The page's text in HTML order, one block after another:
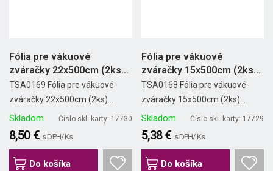
Fólia pre vákuové
zváračky 22x500cm (2ks)
TEESA
TSA0169 Fólia pre vákuové
zváračky 22x500cm (2ks)...
Skladom Číslo skl. karty: 17730
8,50 € s DPH/ Ks
Do košíka
Fólia pre vákuové
zváračky 15x500cm (2ks)
TEESA
TSA0168 Fólia pre vákuové
zváračky 15x500cm (2ks)...
Skladom Číslo skl. karty: 17729
5,38 € s DPH/ Ks
Do košíka